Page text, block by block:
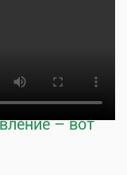
– вот